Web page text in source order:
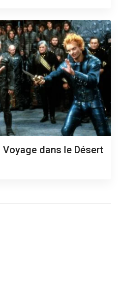
Voyage dans le Désert